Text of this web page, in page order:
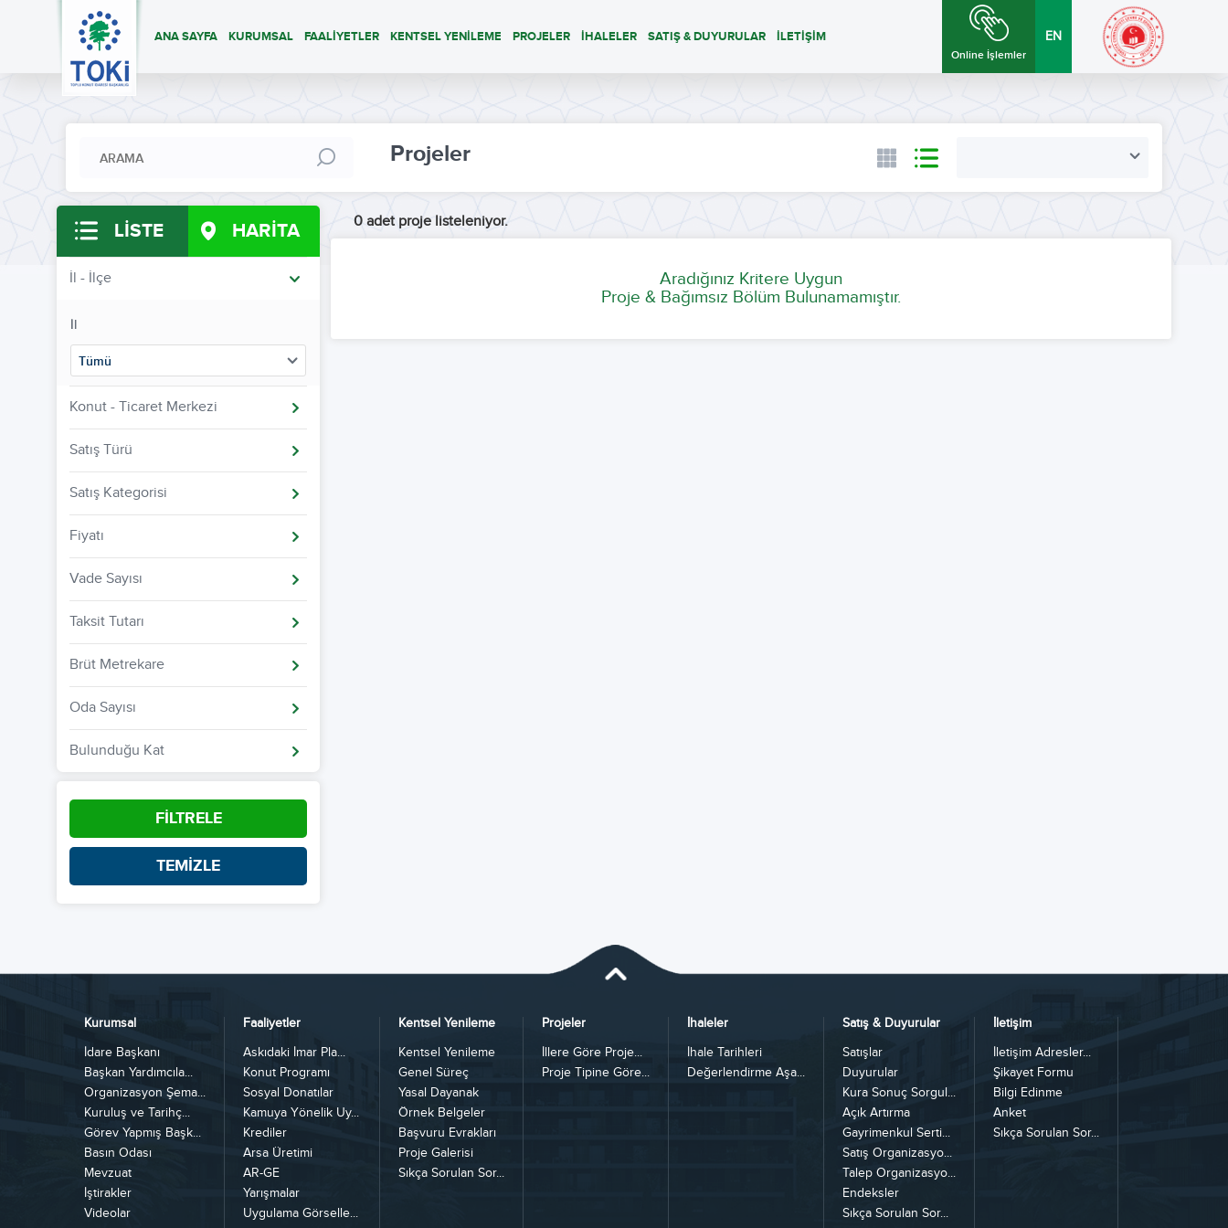
ANA SAYFA KURUMSAL FAALİYETLER KENTSEL YENİLEME PROJELER İHALELER SATIŞ & DUYURULAR İLETİŞİM
Online İşlemler
EN
Projeler
LİSTE HARİTA
İl - İlçe
İl
Tümü
Konut - Ticaret Merkezi
Satış Türü
Satış Kategorisi
Fiyatı
Vade Sayısı
Taksit Tutarı
Brüt Metrekare
Oda Sayısı
Bulunduğu Kat
FİLTRELE
TEMİZLE
0 adet proje listeleniyor.
Aradığınız Kritere Uygun
Proje & Bağımsız Bölüm Bulunamamıştır.
Kurumsal
İdare Başkanı
Başkan Yardımcıla...
Organizasyon Şema...
Kuruluş ve Tarihç...
Görev Yapmış Başk...
Basın Odası
Mevzuat
İştirakler
Videolar
Faaliyetler
Askıdaki İmar Pla...
Konut Programı
Sosyal Donatılar
Kamuya Yönelik Uy...
Krediler
Arsa Üretimi
AR-GE
Yarışmalar
Uygulama Görselle...
Kentsel Yenileme
Kentsel Yenileme
Genel Süreç
Yasal Dayanak
Örnek Belgeler
Başvuru Evrakları
Proje Galerisi
Sıkça Sorulan Sor...
Projeler
İllere Göre Proje...
Proje Tipine Göre...
İhaleler
İhale Tarihleri
Değerlendirme Aşa...
Satış & Duyurular
Satışlar
Duyurular
Kura Sonuç Sorgul...
Açık Artırma
Gayrimenkul Serti...
Satış Organizasyo...
Talep Organizasyo...
Endeksler
Sıkça Sorulan Sor...
İletişim
İletişim Adresler...
Şikayet Formu
Bilgi Edinme
Anket
Sıkça Sorulan Sor...